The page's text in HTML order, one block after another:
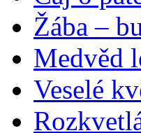
Žába –
Medvěd
Veselé